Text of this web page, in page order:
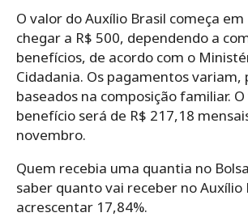
O valor do Auxílio Brasil começa em
chegar a R$ 500, dependendo a
benefícios, de acordo com o
Cidadania. Os pagamentos variam,
baseados na composição familiar.
benefício será de R$ 217,18
novembro.
Quem recebia uma quantia no
saber quanto vai receber no Auxílio
acrescentar 17,84%.